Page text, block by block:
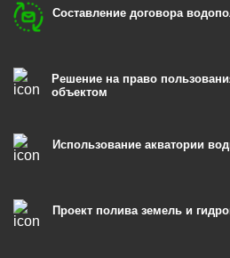
Составление договора
Решение на право
объектом
Использование акватории
Проект полива земель и